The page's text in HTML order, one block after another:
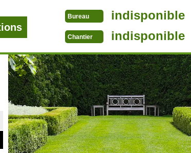
Bureau indisponible
Chantier indisponible